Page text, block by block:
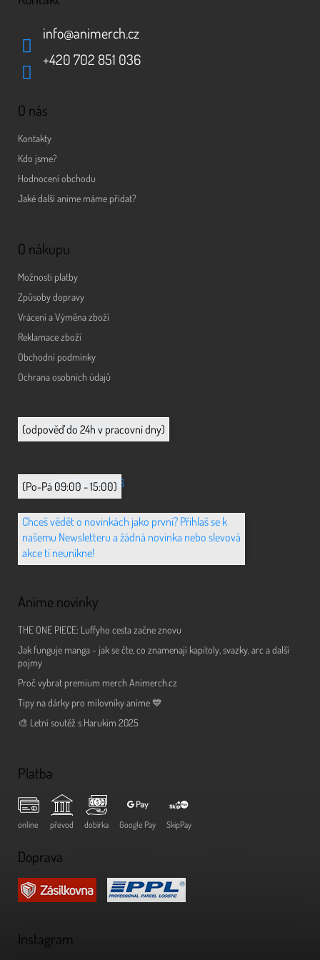
info@animerch.cz
+420 702 851 036
O nás
Kontakty
Kdo jsme?
Hodnocení obchodu
Jaké další anime máme přidat?
O nákupu
Možnosti platby
Způsoby dopravy
Vrácení a Výměna zboží
Reklamace zboží
Obchodní podmínky
Ochrana osobních údajů
info@animerch.cz
(odpověď do 24h v pracovní dny)
+420 702 851 036
(Po-Pá 09:00 - 15:00)
Chceš vědět o novinkách jako první? Přihlaš se k
našemu Newsletteru a žádná novinka nebo slevová
akce ti neunikne!
Anime novinky
THE ONE PIECE: Luffyho cesta začne znovu
Jak funguje manga - jak se čte, co znamenají kapitoly, svazky, arc a další
pojmy
Proč vybrat premium merch Animerch.cz
Tipy na dárky pro milovníky anime 💙
🎨 Letní soutěž s Harukim 2025
Platba
online převod dobírka Google Pay SkipPay
Doprava
Instagram